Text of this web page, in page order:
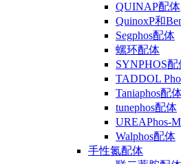
QUINAP配体
QuinoxP和
Segphos配体
螺环配体
SYNPHOS配
TADDOL
Taniaphos配
tunephos配体
UREAPhos-
Walphos配体
手性氮配体